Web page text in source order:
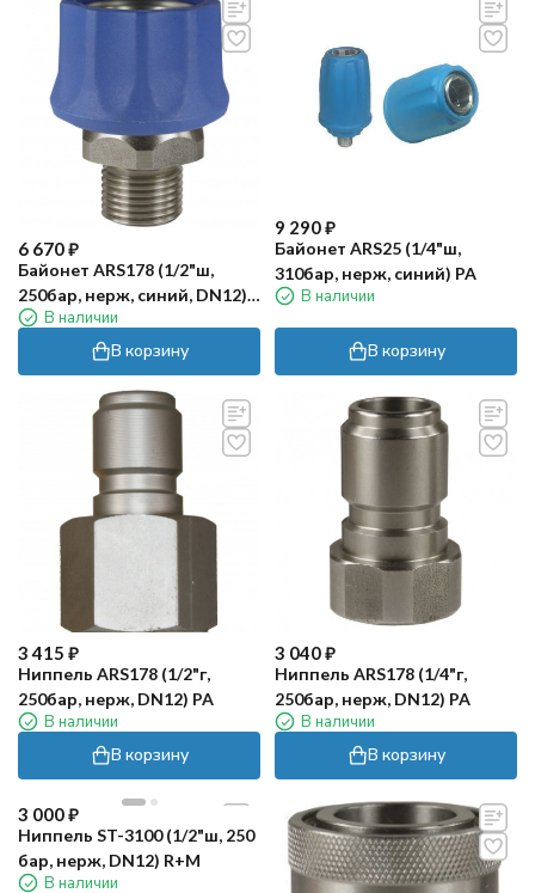
6 670₽
Байонет ARS178 (1/2"ш,
250бар, нерж, синий, DN12)
PA В наличии
В корзину
9 290₽
Байонет ARS25 (1/4"ш,
310бар, нерж, синий) PA
В наличии
В корзину
3 415 ₽
Ниппель ARS178 (1/2"г,
250бар, нерж, DN12) PA
В наличии
В корзину
3 040₽
Ниппель ARS178 (1/4"г,
250бар, нерж, DN12) PA
В наличии
В корзину
3 000₽
Ниппель ST-3100 (1/2"ш, 250
бар, нерж, DN12) R+M
В наличии